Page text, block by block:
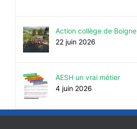
Action collège de Boigne
22 juin 2026
AESH un vrai métier
4 juin 2026